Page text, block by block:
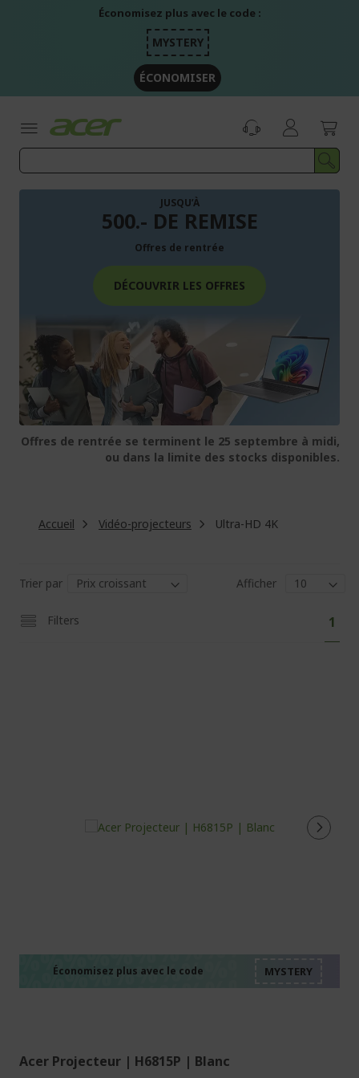
Économisez plus avec le code :
MYSTERY
ÉCONOMISER
JUSQU’À
500.- DE REMISE
Offres de rentrée
DÉCOUVRIR LES OFFRES
Offres de rentrée se terminent le 25 septembre à midi,
ou dans la limite des stocks disponibles.
Accueil Vidéo-projecteurs Ultra-HD 4K
Trier par Afficher
Filters
Vous
lisez
1
Économisez plus avec le code
Acer Projecteur | H6815P | Blanc